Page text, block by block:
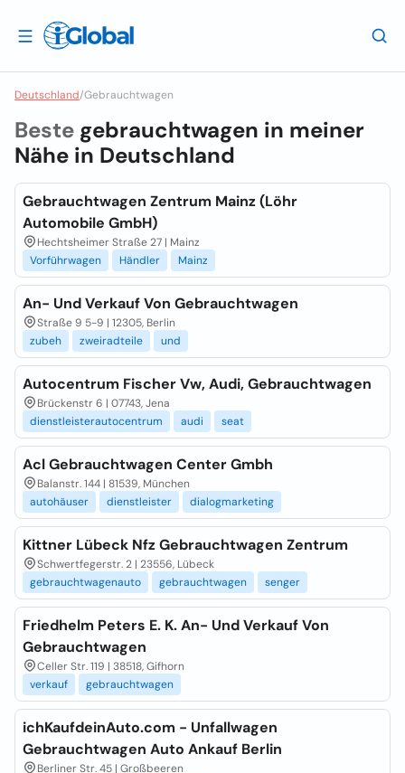
Deutschland/Gebrauchtwagen
Beste gebrauchtwagen in meiner
Nähe in Deutschland
Gebrauchtwagen Zentrum Mainz (Löhr
Automobile GmbH)
Hechtsheimer Straße 27 | Mainz
Vorführwagen
Händler Mainz
An- Und Verkauf Von Gebrauchtwagen
Straße 9 5-9 | 12305, Berlin
zubeh
zweiradteile und
Autocentrum Fischer Vw, Audi, Gebrauchtwagen
Brückenstr 6 | 07743, Jena
dienstleisterautocentrum
audi seat
Acl Gebrauchtwagen Center Gmbh
Balanstr. 144 | 81539, München
autohäuser
dienstleister dialogmarketing
Kittner Lübeck Nfz Gebrauchtwagen Zentrum
Schwertfegerstr. 2 | 23556, Lübeck
gebrauchtwagenauto
gebrauchtwagen senger
Friedhelm Peters E. K. An- Und Verkauf Von
Gebrauchtwagen
Celler Str. 119 | 38518, Gifhorn
verkauf
gebrauchtwagen
ichKaufdeinAuto.com - Unfallwagen
Gebrauchtwagen Auto Ankauf Berlin
Berliner Str. 45 | Großbeeren